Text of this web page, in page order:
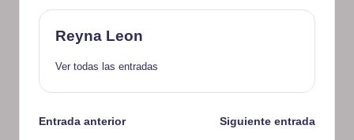
Reyna Leon
Ver todas las entradas
Navegación
Entrada anterior Siguiente entrada